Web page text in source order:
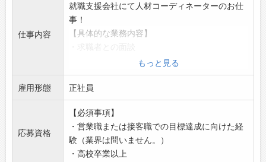
※キャリアアドバイザー（CA）部隊は別拠点に
いるため、リモートにて人材選定や求人案内な
どサポートがあります！
・自身でスケジュールを立てて実践していくこ
とが求められる環境です。
業務の変更範囲：会社の定める業務
仕事内容
就職支援会社にて人材コーディネーターのお仕
事！
【具体的な業務内容】
・面談内容の記録、契約書作成などの事務手続
き
・お仕事のご紹介
・求人票作成（PC入力）
・職場見学時の同行・フォロー
・求人媒体会社との連携
・就業後のサポート
【おすすめポイント】
もっと見る
雇用形態 正社員
応募資格
【必須事項】
・営業職または接客職での目標達成に向けた経
験（業界は問いません。）
・高校卒業以上